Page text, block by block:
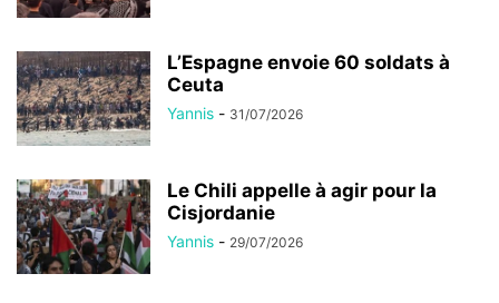
L’Espagne envoie 60 soldats à
Ceuta
Yannis - 31/07/2026
Le Chili appelle à agir pour la
Cisjordanie
Yannis - 29/07/2026